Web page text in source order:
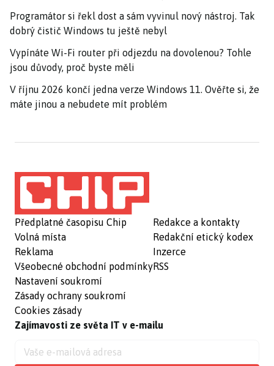
Programátor si řekl dost a sám vyvinul nový nástroj. Tak
dobrý čistič Windows tu ještě nebyl
Vypínáte Wi-Fi router při odjezdu na dovolenou? Tohle
jsou důvody, proč byste měli
V říjnu 2026 končí jedna verze Windows 11. Ověřte si, že
máte jinou a nebudete mít problém
Předplatné časopisu Chip
Volná místa
Reklama
Všeobecné obchodní podmínky
Nastavení soukromí
Zásady ochrany soukromí
Cookies zásady
Redakce a kontakty
Redakční etický kodex
Inzerce
RSS
Zajímavosti ze světa IT v e-mailu